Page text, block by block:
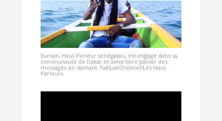
Xuman, Haut-Parleur sénégalais, est engagé dans sa
communauté de Dakar et aime faire passer des
messages en slamant. FabLabChannel/Les Haut-
Parleurs